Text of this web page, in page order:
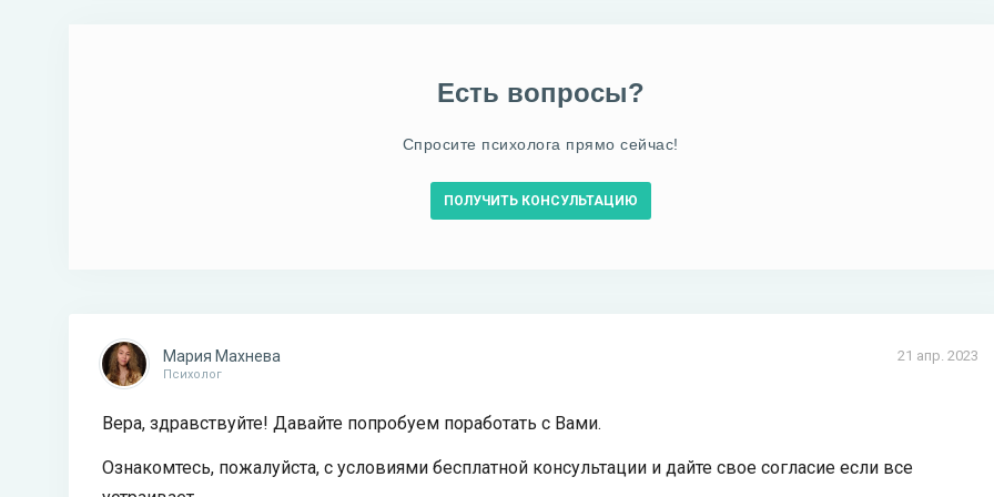
Есть вопросы?
Спросите психолога прямо сейчас!
ПОЛУЧИТЬ КОНСУЛЬТАЦИЮ
21 апр. 2023
Мария Махнева
Психолог
Вера, здравствуйте! Давайте попробуем поработать с Вами.
Ознакомтесь, пожалуйста, с условиями бесплатной консультации и дайте свое согласие если все